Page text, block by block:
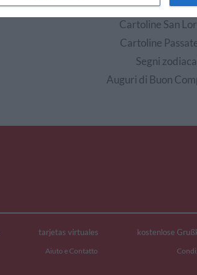
Cartoline San
Cartoline
Segni
Auguri di Buon
tarjetas virtuales kostenlose
Aiuto e Contatto